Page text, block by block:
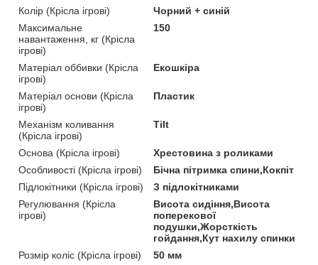
Колір (Крісла ігрові)
Чорний + синій
Максимальне
навантаження, кг (Крісла
ігрові)
150
Матеріал оббивки (Крісла
ігрові)
Екошкіра
Матеріал основи (Крісла
ігрові)
Пластик
Механізм коливання
(Крісла ігрові)
Tilt
Основа (Крісла ігрові)
Хрестовина з роликами
Особливості (Крісла ігрові)
Бічна пітримка спини,Кокпіт
Підлокітники (Крісла ігрові)
З підлокітниками
Регулювання (Крісла
ігрові)
Висота сидіння,Висота
поперекової
подушки,Жорсткість
гойдання,Кут нахилу спинки
Розмір коліс (Крісла ігрові)
50 мм